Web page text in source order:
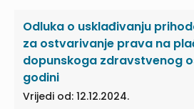
Odluka o usklađivanju
za ostvarivanje prava na
dopunskoga zdravstvenog
godini
Vrijedi od: 12.12.2024.